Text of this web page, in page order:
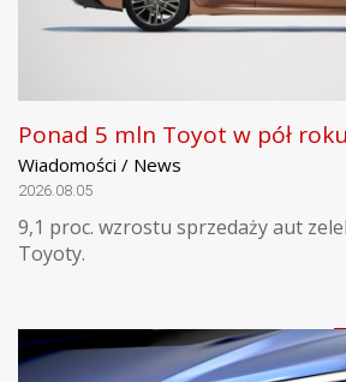
Ponad 5 mln Toyot w pół roku
Wiadomości / News
2026.08.05
9,1 proc. wzrostu sprzedaży aut
Toyoty.